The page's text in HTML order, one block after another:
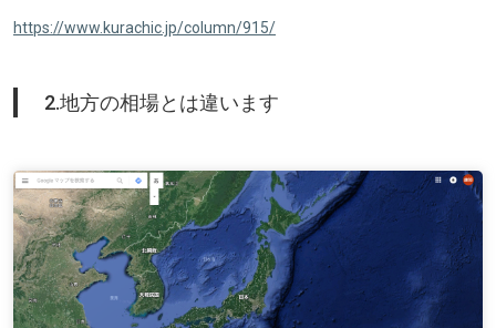
https://www.kurachic.jp/column/915/
2.地方の相場とは違います